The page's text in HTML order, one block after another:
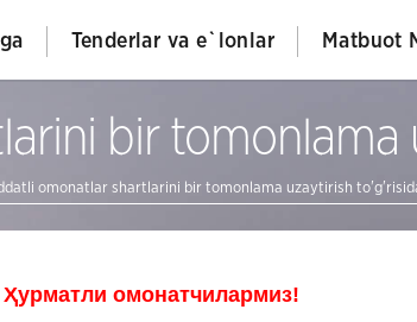
Tenderlar va e`lonlar Matbuot
bir tomonlama
omonatlar shartlarini bir tomonlama uzaytirish
Ҳурматли омонатчилармиз!